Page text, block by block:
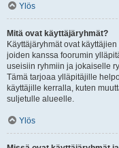
Ylös
Mitä ovat käyttäjäryhmät?
Käyttäjäryhmät ovat
joiden kanssa foorumin
useisiin ryhmiin ja jokaiselle
Tämä tarjoaa ylläpitäjille
käyttäjille kerralla, kuten
suljetulle alueelle.
Ylös